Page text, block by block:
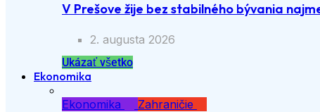
V Prešove žije bez stabilného bývania
2. augusta 2026
Ukázať všetko
Ekonomika
Ekonomika
Zahraničie